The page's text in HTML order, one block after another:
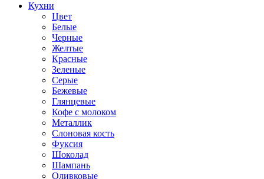
Кухни
Цвет
Белые
Черные
Желтые
Красные
Зеленые
Серые
Бежевые
Глянцевые
Кофе с молоком
Металлик
Слоновая кость
Фуксия
Шоколад
Шампань
Оливковые